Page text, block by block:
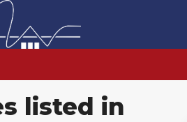
listed in